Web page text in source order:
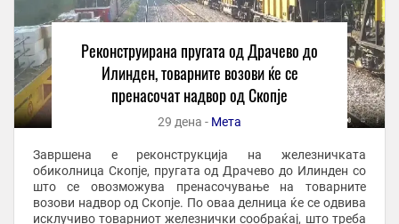
Реконструирана пругата од Драчево до
Илинден, товарните возови ќе се
пренасочат надвор од Скопје
29 дена - Мета
Завршена е реконструкција на железничката
обиколница Скопје, пругата од Драчево до Илинден со
што се овозможува пренасочување на товарните
возови надвор од Скопје. По оваа делница ќе се одвива
исклучиво товарниот железнички сообраќај, што треба